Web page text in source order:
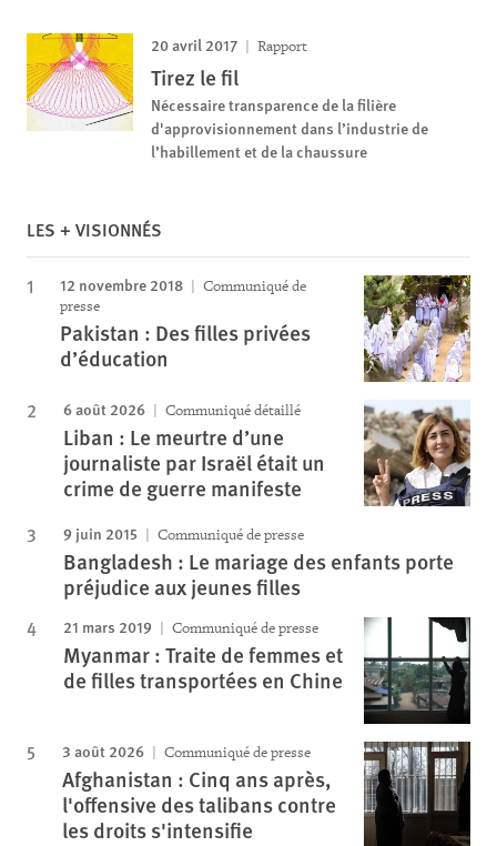
20 avril 2017 Rapport
Tirez le fil
Nécessaire transparence de la filière
d'approvisionnement dans l’industrie de
l’habillement et de la chaussure
LES + VISIONNÉS
12 novembre 2018
Communiqué de
presse
Pakistan : Des filles privées
d’éducation
6 août 2026 Communiqué détaillé
Liban : Le meurtre d’une
journaliste par Israël était un
crime de guerre manifeste
9 juin 2015 Communiqué de presse
Bangladesh : Le mariage des enfants porte
préjudice aux jeunes filles
21 mars 2019 Communiqué de presse
Myanmar : Traite de femmes et
de filles transportées en Chine
3 août 2026 Communiqué de presse
Afghanistan : Cinq ans après,
l'offensive des talibans contre
les droits s'intensifie